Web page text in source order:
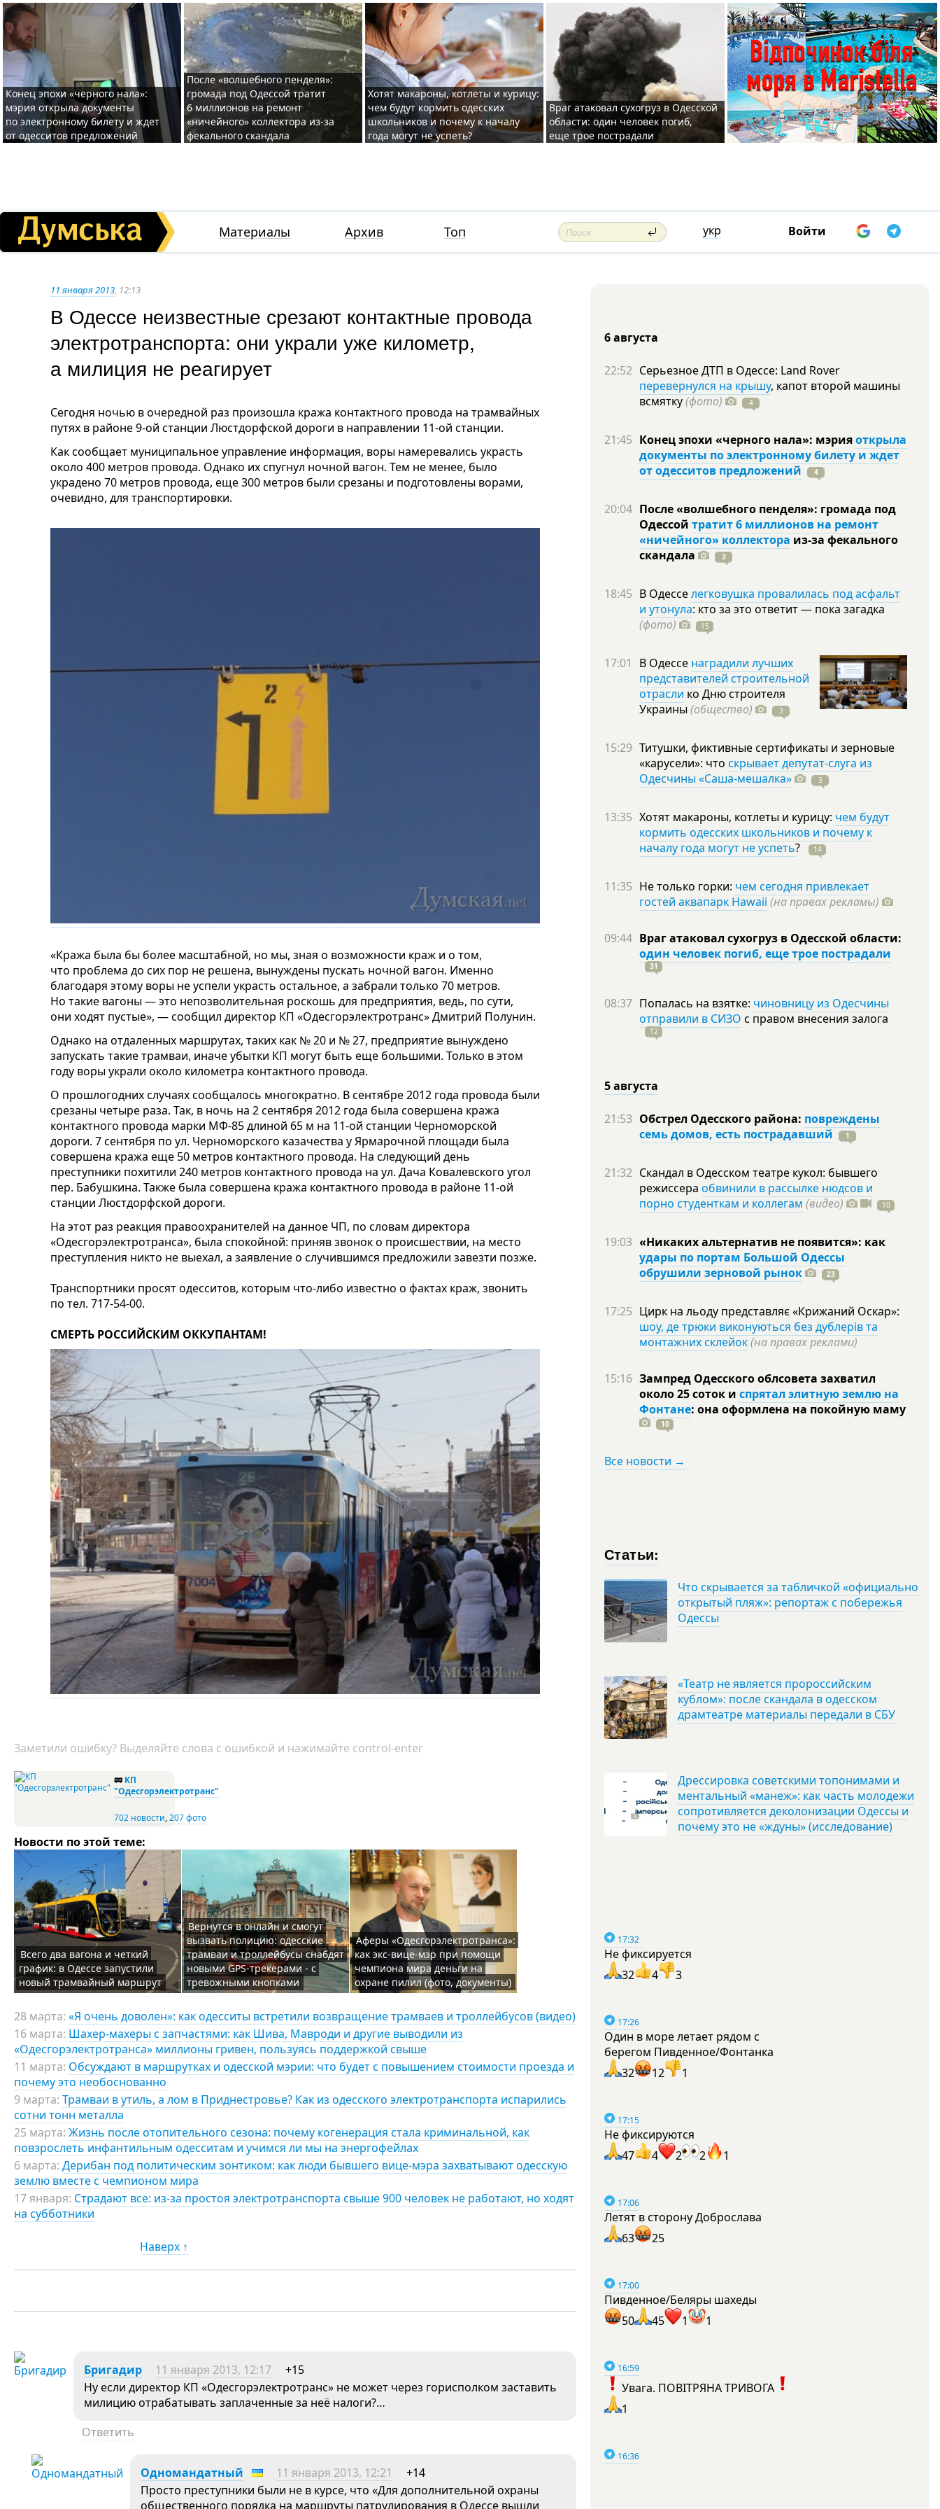
Конец эпохи «черного нала»:
мэрия открыла документы
по электронному билету и ждет
от одесситов предложений
После «волшебного пенделя»:
громада под Одессой тратит
6 миллионов на ремонт
«ничейного» коллектора из-за
фекального скандала
Хотят макароны, котлеты и курицу:
чем будут кормить одесских
школьников и почему к началу
года могут не успеть?
Враг атаковал сухогруз в Одесской
области: один человек погиб,
еще трое пострадали
Материалы Архив Топ укр Войти
11 января 2013, 12:13
В Одессе неизвестные срезают контактные провода
электротранспорта: они украли уже километр,
а милиция не реагирует
Сегодня ночью в очередной раз произошла кража контактного провода на трамвайных
путях в районе 9-ой станции Люстдорфской дороги в направлении 11-ой станции.
Как сообщает муниципальное управление информация, воры намеревались украсть
около 400 метров провода. Однако их спугнул ночной вагон. Тем не менее, было
украдено 70 метров провода, еще 300 метров были срезаны и подготовлены ворами,
очевидно, для транспортировки.
«Кража была бы более масштабной, но мы, зная о возможности краж и о том,
что проблема до сих пор не решена, вынуждены пускать ночной вагон. Именно
благодаря этому воры не успели украсть остальное, а забрали только 70 метров.
Но такие вагоны — это непозволительная роскошь для предприятия, ведь, по сути,
они ходят пустые», — сообщил директор КП «Одесгорэлектротранс» Дмитрий Полунин.
Однако на отдаленных маршрутах, таких как № 20 и № 27, предприятие вынуждено
запускать такие трамваи, иначе убытки КП могут быть еще большими. Только в этом
году воры украли около километра контактного провода.
О прошлогодних случаях сообщалось многократно. В сентябре 2012 года провода были
срезаны четыре раза. Так, в ночь на 2 сентября 2012 года была совершена кража
контактного провода марки МФ-85 длиной 65 м на 11-ой станции Черноморской
дороги. 7 сентября по ул. Черноморского казачества у Ярмарочной площади была
совершена кража еще 50 метров контактного провода. На следующий день
преступники похитили 240 метров контактного провода на ул. Дача Ковалевского угол
пер. Бабушкина. Также была совершена кража контактного провода в районе 11-ой
станции Люстдорфской дороги.
На этот раз реакция правоохранителей на данное ЧП, по словам директора
«Одесгорэлектротранса», была спокойной: приняв звонок о происшествии, на место
преступления никто не выехал, а заявление о случившимся предложили завезти позже.
Транспортники просят одесситов, которым что-либо известно о фактах краж, звонить
по тел. 717-54-00.
СМЕРТЬ РОССИЙСКИМ ОККУПАНТАМ!
Заметили ошибку? Выделяйте слова с ошибкой и нажимайте control-enter
🚃 КП
"Одесгорэлектротранс"
702 новости,207 фото
Новости по этой теме:
Всего два вагона и четкий
график: в Одессе запустили
новый трамвайный маршрут
Вернутся в онлайн и смогут
вызвать полицию: одесские
трамваи и троллейбусы снабдят
новыми GPS-трекерами - с
тревожными кнопками
Аферы «Одесгорэлектротранса»:
как экс-вице-мэр при помощи
чемпиона мира деньги на
охране пилил (фото, документы)
28 марта: «Я очень доволен»: как одесситы встретили возвращение трамваев и троллейбусов (видео)
16 марта: Шахер-махеры с запчастями: как Шива, Мавроди и другие выводили из
«Одесгорэлектротранса» миллионы гривен, пользуясь поддержкой свыше
11 марта: Обсуждают в маршрутках и одесской мэрии: что будет с повышением стоимости проезда и
почему это необоснованно
9 марта: Трамваи в утиль, а лом в Приднестровье? Как из одесского электротранспорта испарились
сотни тонн металла
25 марта: Жизнь после отопительного сезона: почему когенерация стала криминальной, как
повзрослеть инфантильным одесситам и учимся ли мы на энергофейлах
6 марта: Дерибан под политическим зонтиком: как люди бывшего вице-мэра захватывают одесскую
землю вместе с чемпионом мира
17 января: Страдают все: из-за простоя электротранспорта свыше 900 человек не работают, но ходят
на субботники
Наверх ↑
Бригадир 11 января 2013, 12:17
+15
Ну если директор КП «Одесгорэлектротранс» не может через горисполком заставить
милицию отрабатывать заплаченные за неё налоги?…
Ответить
Одномандатный 11 января 2013, 12:21
+14
Просто преступники были не в курсе, что «Для дополнительной охраны
общественного порядка на маршруты патрулирования в Одессе вышли
6 августа
22:52 Серьезное ДТП в Одессе: Land Rover
перевернулся на крышу, капот второй машины
всмятку(фото) 4
21:45 Конец эпохи «черного нала»: мэрияоткрыла
документы по электронному билету и ждет
от одесситов предложений
4
20:04 После «волшебного пенделя»: громада под
Одессой тратит 6 миллионов на ремонт
«ничейного» коллектора из-за фекального
скандала
3
18:45 В Одесселегковушка провалилась под асфальт
и утонула: кто за это ответит — пока загадка
(фото)
15
17:01 В Одессе наградили лучших
представителей строительной
отрасли ко Дню строителя
Украины (общество) 3
15:29 Титушки, фиктивные сертификаты и зерновые
«карусели»: что скрывает депутат-слуга из
Одесчины «Саша-мешалка»
3
13:35 Хотят макароны, котлеты и курицу: чем будут
кормить одесских школьников и почему к
началу года могут не успеть? 14
11:35 Не только горки: чем сегодня привлекает
гостей аквапарк Hawaii (на правах рекламы)
09:44 Враг атаковал сухогруз в Одесской области:
один человек погиб, еще трое пострадали
31
08:37 Попалась на взятке: чиновницу из Одесчины
отправили в СИЗО с правом внесения залога
12
5 августа
21:53 Обстрел Одесского района: повреждены
семь домов, есть пострадавший
1
21:32 Скандал в Одесском театре кукол: бывшего
режиссера обвинили в рассылке нюдсов и
порно студенткам и коллегам (видео) 10
19:03 «Никаких альтернатив не появится»: как
удары по портам Большой Одессы
обрушили зерновой рынок
23
17:25 Цирк на льоду представляє «Крижаний Оскар»:
шоу, де трюки виконуються без дублерів та
монтажних склейок(на правах реклами)
15:16 Зампред Одесского облсовета захватил
около 25 соток и спрятал элитную землю на
Фонтане: она оформлена на покойную маму
10
Все новости →
Статьи:
Что скрывается за табличкой «официально
открытый пляж»: репортаж с побережья
Одессы
«Театр не является пророссийским
кублом»: после скандала в одесском
драмтеатре материалы передали в СБУ
Дрессировка советскими топонимами и
ментальный «манеж»: как часть молодежи
сопротивляется деколонизации Одессы и
почему это не «ждуны» (исследование)
17:32
Не фиксируется
32
4 3
17:26
Один в море летает рядом с
берегом Пивденное/Фонтанка
32
12 1
17:15
Не фиксируются
47
4 2 2 1
17:06
Летят в сторону Доброслава
63
25
17:00
Пивденное/Беляры шахеды
50
45 1 1
16:59
Увага. ПОВІТРЯНА ТРИВОГА
1
16:36